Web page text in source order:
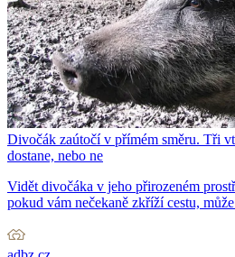
Divočák zaútočí v přímém směru. Tři
dostane, nebo ne
Vidět divočáka v jeho přirozeném
pokud vám nečekaně zkříží cestu,